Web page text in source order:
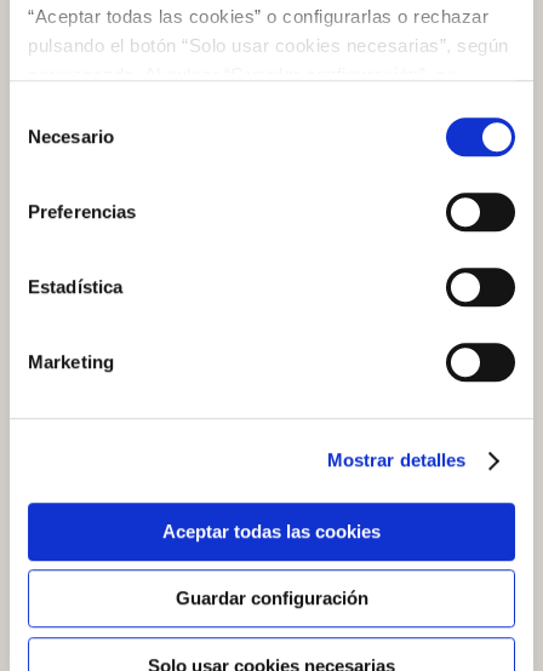
“Aceptar todas las cookies” o configurarlas o rechazar
pulsando el botón “Solo usar cookies necesarias”, según
no has seleccionado ninguna opción, pulsar este botón
equivaldrá a rechazar todas las cookies. Si deseas
obtener más información consulta nuestra Política de
Cookiesaquí
Necesario
Preferencias
Estadística
Marketing
Mostrar detalles
Aceptar todas las cookies
Guardar configuración
Solo usar cookies necesarias
Atención al cliente
Cómo colocar papel pintado
Simbología del papel pintado
Cookies
Política de privacidad
Guía de compra